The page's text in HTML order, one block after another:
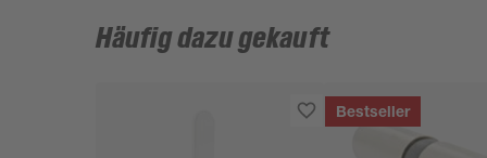
Häufig dazu gekauft
Bestseller